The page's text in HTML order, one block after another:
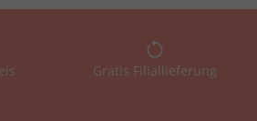
Gratis Filiallieferung